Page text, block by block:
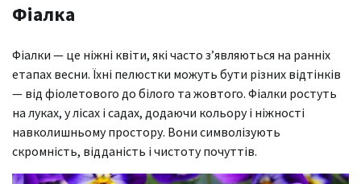
Фіалка
Фіалки — це ніжні квіти, які часто з’являються на ранніх
етапах весни. Їхні пелюстки можуть бути різних відтінків
— від фіолетового до білого та жовтого. Фіалки ростуть
на луках, у лісах і садах, додаючи кольору і ніжності
навколишньому простору. Вони символізують
скромність, відданість і чистоту почуттів.